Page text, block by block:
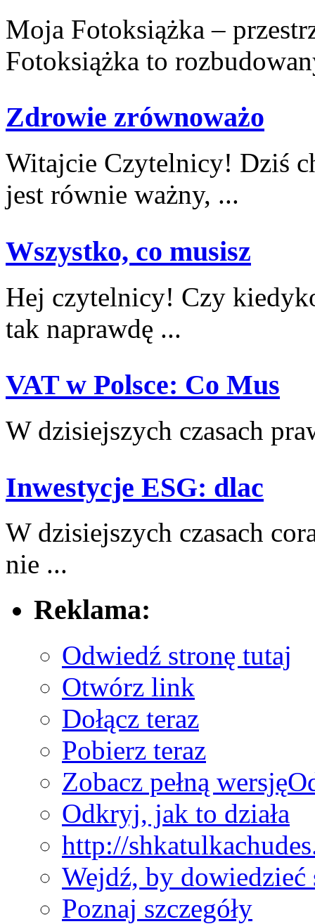
Moja Fotoksiążka –
Fotoksiążka to
Zdrowie zrównoważo
Witajcie Czytelnicy! Dziś
jest równie ważny, ...
Wszystko, co musisz
Hej czytelnicy! Czy⁣
⁢tak naprawdę ...
VAT w Polsce: Co Mus
W dzisiejszych czasach
Inwestycje ESG: dlac
W dzisiejszych⁤ czasach
nie ...
Reklama:
Odwiedź stronę tutaj
Otwórz link
Dołącz teraz
Pobierz teraz
Zobacz pełną wersję
Odkryj, jak to działa
http://
Wejdź, by dowiedzieć
Poznaj szczegóły